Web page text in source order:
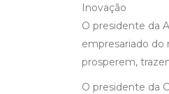
Inovação
O presidente da
empresariado do
prosperem,
O presidente da